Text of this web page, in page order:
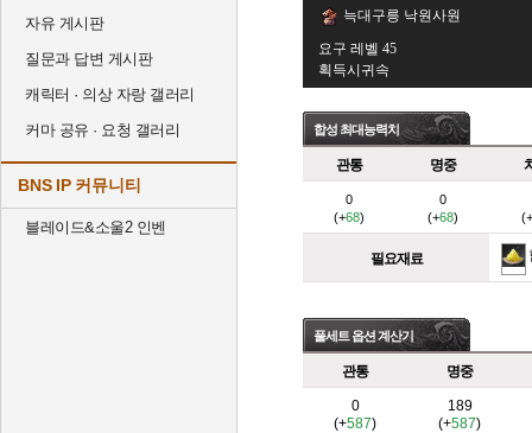
자유 게시판
질문과 답변 게시판
캐릭터 · 의상 자랑 갤러리
커마 공유 · 요청 갤러리
BNS IP 커뮤니티
블레이드&소울2 인벤
늑대구릉 낙원사원
요구 레벨 45
획득시귀속
합성 최대능력치
관통 명중
0
(+68)
0
(+68) (+
필요재료
풀세트 옵션 계산기
관통 명중
0
(+587)
189
(+587)